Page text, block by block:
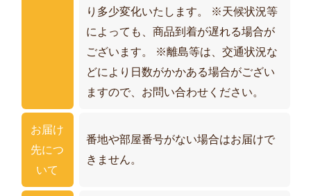
り多少変化いたします。 ※天候状況等
によっても、商品到着が遅れる場合が
ございます。 ※離島等は、交通状況な
どにより日数がかかある場合がござい
ますので、お問い合わせください。
お届け
先につ
いて
番地や部屋番号がない場合はお届けで
きません。